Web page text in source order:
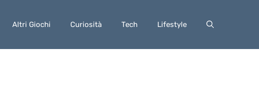
Altri Giochi Curiosità Tech Lifestyle